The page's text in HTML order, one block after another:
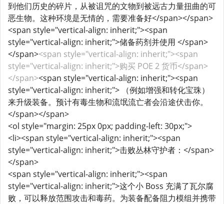
到他们历史的碎片，从被诅咒的文物到被远古力量扭曲的可
恶生物。这种环境是无情的，需要准备好</span></span>
<span style="vertical-align: inherit;"><span
style="vertical-align: inherit;">储备药剂并使用 </span>
</span><span style="vertical-align: inherit;"><span
style="vertical-align: inherit;">购买 POE 2 货币</span>
</span><span style="vertical-align: inherit;"><span
style="vertical-align: inherit;"> （例如增强和转化宝珠）
来升级装备。预计有毒生物和流氓流亡者会沿途伏击你。
</span></span>
<ol style="margin: 25px 0px; padding-left: 30px;">
<li><span style="vertical-align: inherit;"><span
style="vertical-align: inherit;">击败丛林守护者：</span>
</span>
<span style="vertical-align: inherit;"><span
style="vertical-align: inherit;">这个小 Boss 充满了瓦尔腐
败，可以释放范围攻击和毒药。为装备配备阻力模组并携带